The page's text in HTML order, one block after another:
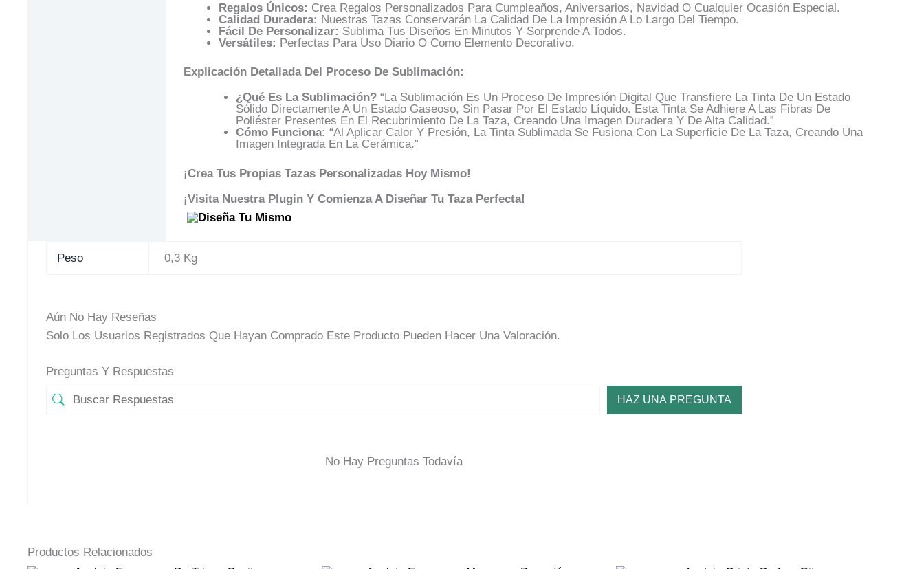
Regalos Únicos: Crea Regalos Personalizados Para Cumpleaños, Aniversarios, Navidad O Cualquier Ocasión Especial.
Calidad Duradera: Nuestras Tazas Conservarán La Calidad De La Impresión A Lo Largo Del Tiempo.
Fácil De Personalizar: Sublima Tus Diseños En Minutos Y Sorprende A Todos.
Versátiles: Perfectas Para Uso Diario O Como Elemento Decorativo.
Explicación Detallada Del Proceso De Sublimación:
¿Qué Es La Sublimación? “La Sublimación Es Un Proceso De Impresión Digital Que Transfiere La Tinta De Un Estado
Sólido Directamente A Un Estado Gaseoso, Sin Pasar Por El Estado Líquido. Esta Tinta Se Adhiere A Las Fibras De
Poliéster Presentes En El Recubrimiento De La Taza, Creando Una Imagen Duradera Y De Alta Calidad.”
Cómo Funciona: “Al Aplicar Calor Y Presión, La Tinta Sublimada Se Fusiona Con La Superficie De La Taza, Creando Una
Imagen Integrada En La Cerámica.”
¡Crea Tus Propias Tazas Personalizadas Hoy Mismo!
¡Visita Nuestra Plugin Y Comienza A Diseñar Tu Taza Perfecta!
Peso 0,3 Kg
Aún No Hay Reseñas
Solo Los Usuarios Registrados Que Hayan Comprado Este Producto Pueden Hacer Una Valoración.
Preguntas Y Respuestas
HAZ UNA PREGUNTA
No Hay Preguntas Todavía
Productos Relacionados